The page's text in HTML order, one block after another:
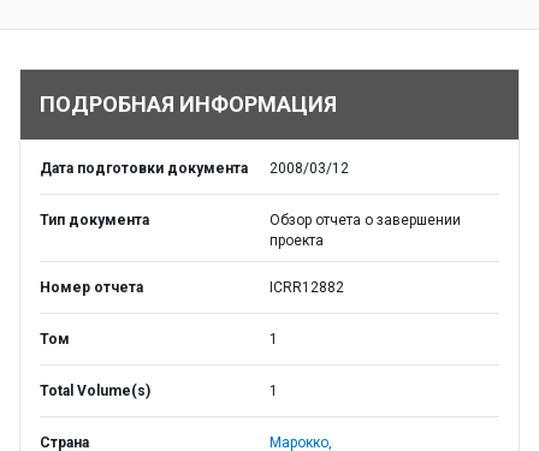
ПОДРОБНАЯ ИНФОРМАЦИЯ
Дата подготовки документа 2008/03/12
Тип документа
Обзор отчета о завершении
проекта
Номер отчета ICRR12882
Том 1
Total Volume(s) 1
Страна Марокко,